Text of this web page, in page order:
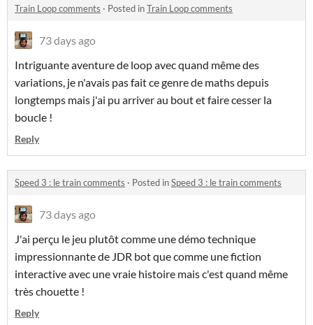
Train Loop comments · Posted inTrain Loop comments
73 days ago
Intriguante aventure de loop avec quand même des
variations, je n'avais pas fait ce genre de maths depuis
longtemps mais j'ai pu arriver au bout et faire cesser la
boucle !
Reply
Speed 3 : le train comments · Posted inSpeed 3 : le train comments
73 days ago
J'ai perçu le jeu plutôt comme une démo technique
impressionnante de JDR bot que comme une fiction
interactive avec une vraie histoire mais c'est quand même
très chouette !
Reply